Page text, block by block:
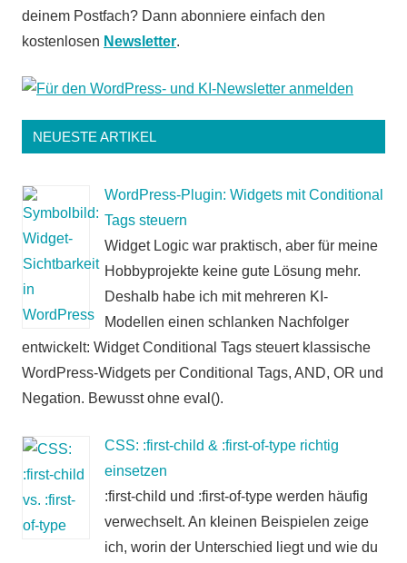
deinem Postfach? Dann abonniere einfach den
kostenlosen Newsletter.
NEUESTE ARTIKEL
WordPress-Plugin: Widgets mit Conditional
Tags steuern
Widget Logic war praktisch, aber für meine
Hobbyprojekte keine gute Lösung mehr.
Deshalb habe ich mit mehreren KI-
Modellen einen schlanken Nachfolger
entwickelt: Widget Conditional Tags steuert klassische
WordPress-Widgets per Conditional Tags, AND, OR und
Negation. Bewusst ohne eval().
CSS: :first-child & :first-of-type richtig
einsetzen
:first-child und :first-of-type werden häufig
verwechselt. An kleinen Beispielen zeige
ich, worin der Unterschied liegt und wie du